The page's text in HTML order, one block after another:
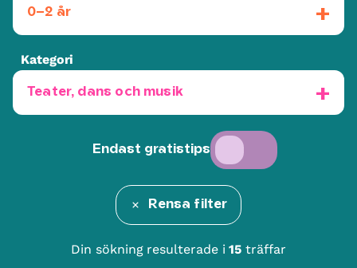
0–2 år
Kategori
Teater, dans och musik
Endast gratistips
Rensa filter
Din sökning resulterade i15 träffar